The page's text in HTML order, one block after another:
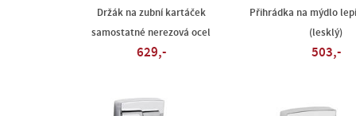
Držák na zubní kartáček
samostatné nerezová ocel
629,-
Přihrádka na mýdlo
(lesklý)
503,-